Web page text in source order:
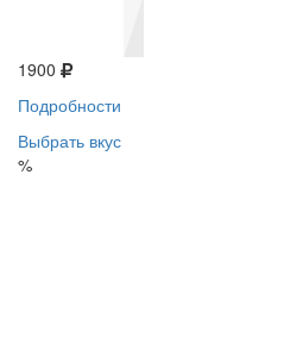
1900
Подробности
Выбрать вкус
%